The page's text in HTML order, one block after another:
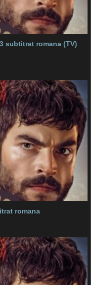
subtitrat romana (TV)
romana